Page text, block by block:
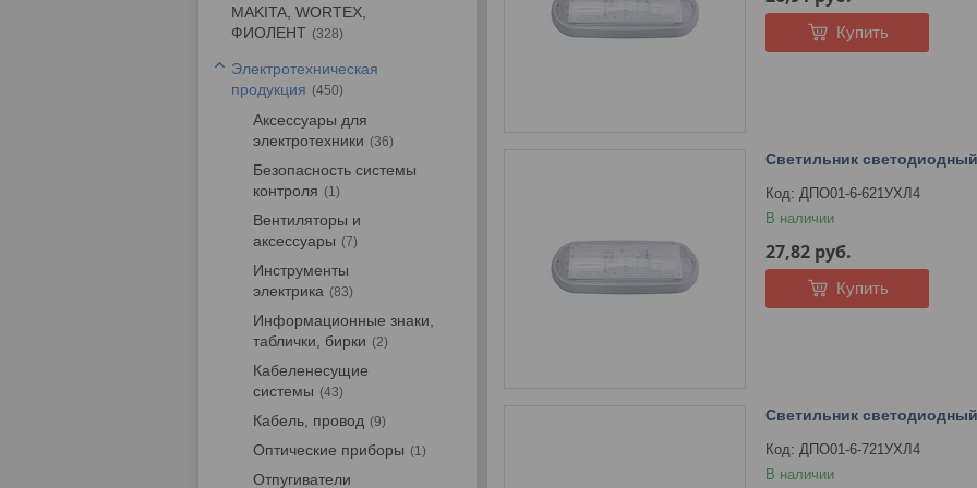
Купить
Светильник
ДПО01-6-621УХЛ4
В наличии
27,82 руб.
Купить
Светильник
ДПО01-6-721УХЛ4
В наличии
MAKITA, WORTEX,
ФИОЛЕНТ
328
Электротехническая
продукция
450
Аксессуары для
электротехники
36
Безопасность системы
контроля
1
Вентиляторы и
аксессуары
7
Инструменты
электрика
83
Информационные знаки,
таблички, бирки
2
Кабеленесущие
системы
43
Кабель, провод 9
Оптические приборы 1
Отпугиватели